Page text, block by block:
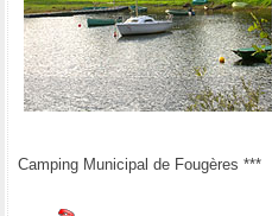
Camping Municipal de Fougères ***